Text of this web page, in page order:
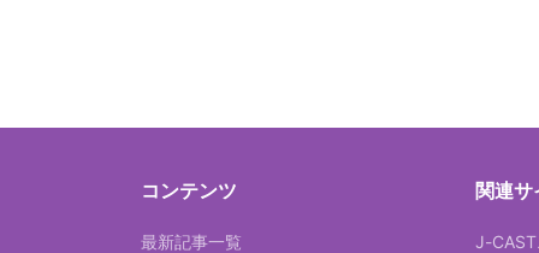
コンテンツ
最新記事一覧
関連サ
J-CAST